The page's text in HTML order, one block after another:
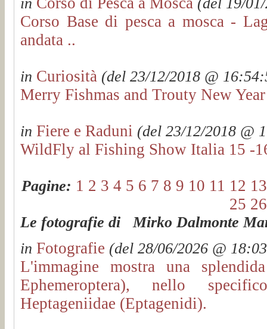
Corso Base di pesca a mosca -
andata ..
in Curiosità (del 23/12/2018 @
Merry Fishmas and Trouty New Year
in Fiere e Raduni (del 23/12/2018 @
WildFly al Fishing Show Italia 15 -
Pagine: 1 2 3 4 5 6 7 8 9 10 11 12 13
25 26
Le fotografie di Mirko Dalmonte
in Fotografie (del 28/06/2026 @
L'immagine mostra una
Ephemeroptera), nello
Heptageniidae (Eptagenidi).